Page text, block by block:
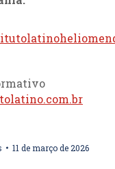
11 de março de 2026